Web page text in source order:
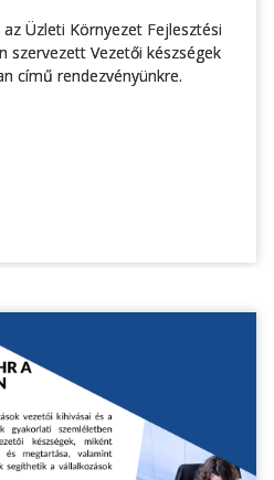
Üzleti Környezet Fejlesztési
szervezett Vezetői készségek
című rendezvényünkre.